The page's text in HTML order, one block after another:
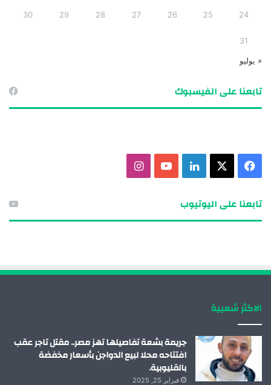
24
25
26
27
28
29
30
31
« يوليو
تابعنا على الفيسبوك
تابعنا على اليوتيوب
الاكثر شعبية
جريمة بشعة تفاصيلها تهز مصر.. مقتل تاجر عقب
افتتاحه محلا لبيع الدواجن بأسعار مخفضة
بالقليوبية.
فبراير 25, 2025